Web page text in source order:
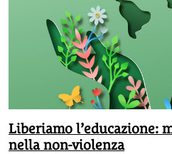
Liberiamo l’educazione:
nella non-violenza